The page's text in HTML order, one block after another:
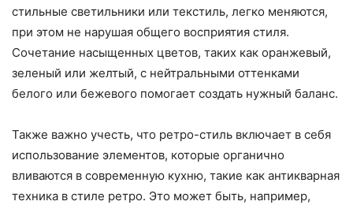
стильные светильники или текстиль, легко меняются,
при этом не нарушая общего восприятия стиля.
Сочетание насыщенных цветов, таких как оранжевый,
зеленый или желтый, с нейтральными оттенками
белого или бежевого помогает создать нужный баланс.
Также важно учесть, что ретро-стиль включает в себя
использование элементов, которые органично
вливаются в современную кухню, такие как антикварная
техника в стиле ретро. Это может быть, например,